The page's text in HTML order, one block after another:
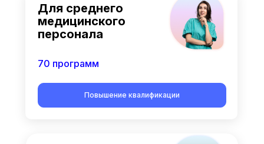
Для среднего
медицинского
персонала
70 программ
Повышение квалификации